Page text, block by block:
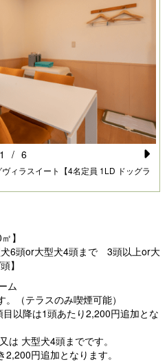
ィラスイート【4名定員 1LD ドッグラ
N
e
1 / 6
】
6頭or大型犬4頭まで 3頭以上or大
】
ム
（テラスのみ喫煙可能）
以降は1頭あたり2,200円追加とな
は 大型犬4頭までです。
円追加となります。